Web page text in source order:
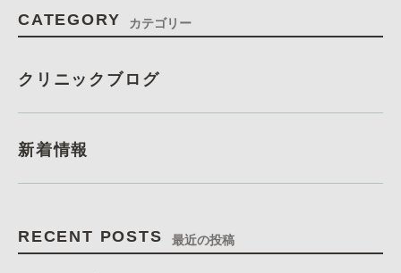
CATEGORY カテゴリー
クリニックブログ
新着情報
RECENT POSTS 最近の投稿